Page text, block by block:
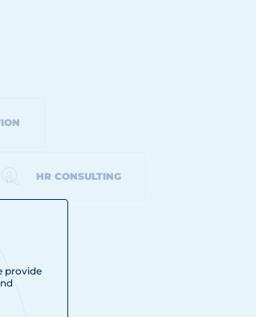
provide
HR CONSULTING